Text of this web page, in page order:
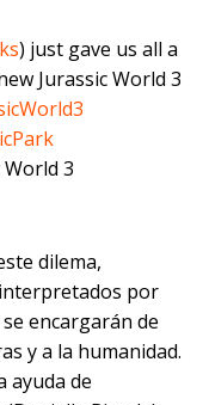
) just gave us all a
Jurassic World 3
3
dilema,
por
encargarán de
y a la humanidad.
ayuda de